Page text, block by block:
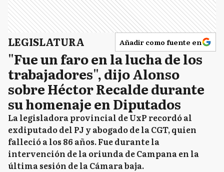
LEGISLATURA Añadir como fuente en
"Fue un faro en la lucha de los
trabajadores", dijo Alonso
sobre Héctor Recalde durante
su homenaje en Diputados
La legisladora provincial de UxP recordó al
exdiputado del PJ y abogado de la CGT, quien
falleció a los 86 años. Fue durante la
intervención de la oriunda de Campana en la
última sesión de la Cámara baja.